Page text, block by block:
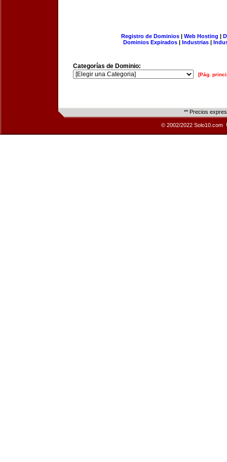
Registro de Dominios| Web Hosting |
Dominios Expirados | Industrias |
Categorías de Dominio:
[Pág.
** Precios
© 2002/2022 Solo10.com